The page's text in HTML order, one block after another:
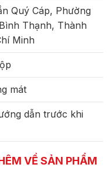
Quý Cáp, Phường
Thạnh, Thành
Minh
mát
dẫn trước khi
VỀ SẢN PHẨM